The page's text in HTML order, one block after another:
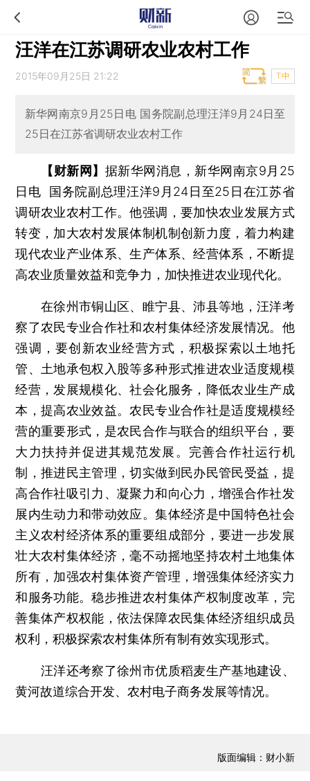
汪洋在江苏调研农业农村工作
2015年09月25日 21:22 T中
新华网南京9月25日电 国务院副总理汪洋9月24日至
25日在江苏省调研农业农村工作
【财新网】 据新华网消息，新华网南京9月25
日电 国务院副总理汪洋9月24日至25日在江苏省
调研农业农村工作。他强调，要加快农业发展方式
转变，加大农村发展体制机制创新力度，着力构建
现代农业产业体系、生产体系、经营体系，不断提
高农业质量效益和竞争力，加快推进农业现代化。
在徐州市铜山区、睢宁县、沛县等地，汪洋考
察了农民专业合作社和农村集体经济发展情况。他
强调，要创新农业经营方式，积极探索以土地托
管、土地承包权入股等多种形式推进农业适度规模
经营，发展规模化、社会化服务，降低农业生产成
本，提高农业效益。农民专业合作社是适度规模经
营的重要形式，是农民合作与联合的组织平台，要
大力扶持并促进其规范发展。完善合作社运行机
制，推进民主管理，切实做到民办民管民受益，提
高合作社吸引力、凝聚力和向心力，增强合作社发
展内生动力和带动效应。集体经济是中国特色社会
主义农村经济体系的重要组成部分，要进一步发展
壮大农村集体经济，毫不动摇地坚持农村土地集体
所有，加强农村集体资产管理，增强集体经济实力
和服务功能。稳步推进农村集体产权制度改革，完
善集体产权权能，依法保障农民集体经济组织成员
权利，积极探索农村集体所有制有效实现形式。
汪洋还考察了徐州市优质稻麦生产基地建设、
黄河故道综合开发、农村电子商务发展等情况。
版面编辑：财小新